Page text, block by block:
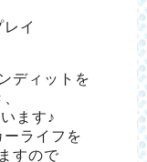
イ
ディットを
ます♪
ライフを
すので